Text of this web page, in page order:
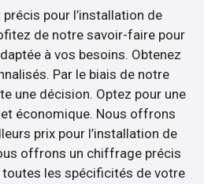
pour l’installation de
de notre savoir-faire pour
à vos besoins. Obtenez
Par le biais de notre
une décision. Optez pour une
économique. Nous offrons
prix pour l’installation de
offrons un chiffrage précis
toutes les spécificités de votre